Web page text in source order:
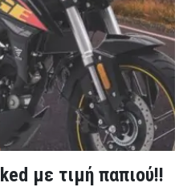
με τιμή παπιού!!